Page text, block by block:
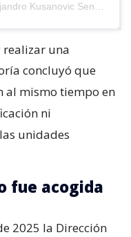
Una publicación compartida por Alejandro Kusanovic Senador (@akusanovicg)
realizar una
concluyó que
al mismo tiempo en
ni
unidades
fue acogida
2025 la Dirección